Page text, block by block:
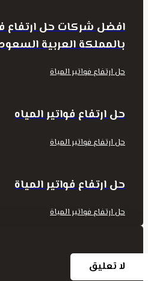
افضل شركات حل ارتفاع
بالمملكة العربية
حل ارتفاع فواتير المياة
حل ارتفاع فواتير المياه
حل ارتفاع فواتير المياة
حل ارتفاع فواتير المياة
حل ارتفاع فواتير المياة
لا تعليق